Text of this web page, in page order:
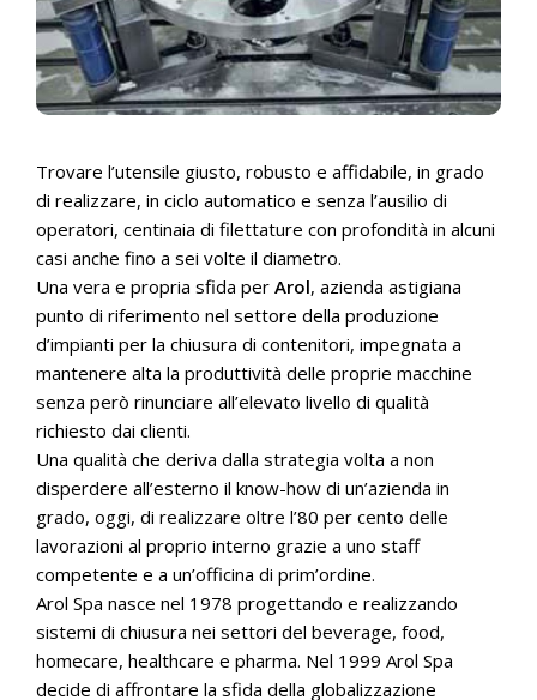
Trovare l’utensile giusto, robusto e affidabile, in grado
di realizzare, in ciclo automatico e senza l’ausilio di
operatori, centinaia di filettature con profondità in alcuni
casi anche fino a sei volte il diametro.
Una vera e propria sfida per Arol, azienda astigiana
punto di riferimento nel settore della produzione
d’impianti per la chiusura di contenitori, impegnata a
mantenere alta la produttività delle proprie macchine
senza però rinunciare all’elevato livello di qualità
richiesto dai clienti.
Una qualità che deriva dalla strategia volta a non
disperdere all’esterno il know-how di un’azienda in
grado, oggi, di realizzare oltre l’80 per cento delle
lavorazioni al proprio interno grazie a uno staff
competente e a un’officina di prim’ordine.
Arol Spa nasce nel 1978 progettando e realizzando
sistemi di chiusura nei settori del beverage, food,
homecare, healthcare e pharma. Nel 1999 Arol Spa
decide di affrontare la sfida della globalizzazione